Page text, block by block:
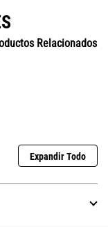
Relacionados
Expandir Todo